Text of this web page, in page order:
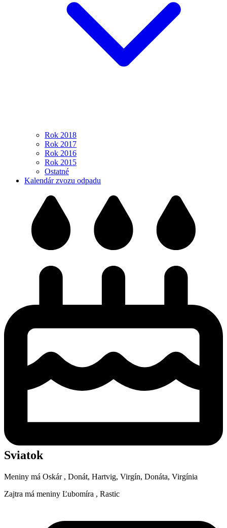
Rok 2018
Rok 2017
Rok 2016
Rok 2015
Ostatné
Kalendár zvozu odpadu
Sviatok
Meniny má Oskár , Donát, Hartvig, Virgín, Donáta, Virgínia
Zajtra má meniny Ľubomíra , Rastic